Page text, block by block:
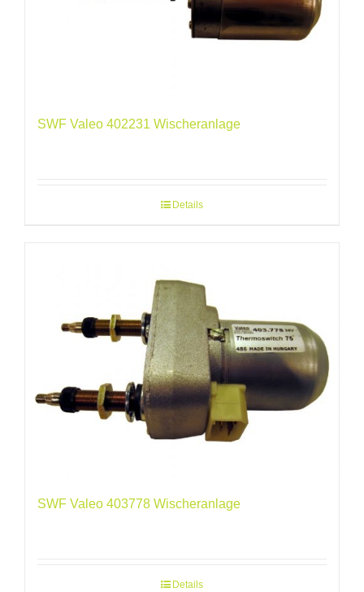
SWF Valeo 402231 Wischeranlage
Details
SWF Valeo 403778 Wischeranlage
Details